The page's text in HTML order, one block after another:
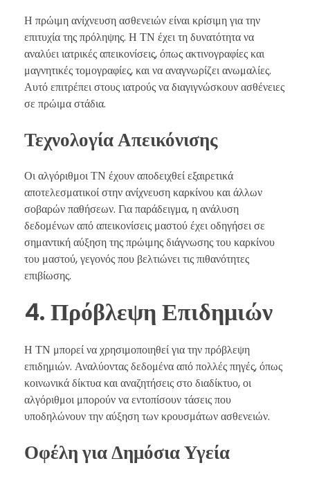
Η πρώιμη ανίχνευση ασθενειών είναι κρίσιμη για την
επιτυχία της πρόληψης. Η ΤΝ έχει τη δυνατότητα να
αναλύει ιατρικές απεικονίσεις, όπως ακτινογραφίες και
μαγνητικές τομογραφίες, και να αναγνωρίζει ανωμαλίες.
Αυτό επιτρέπει στους ιατρούς να διαγιγνώσκουν ασθένειες
σε πρώιμα στάδια.
Τεχνολογία Απεικόνισης
Οι αλγόριθμοι ΤΝ έχουν αποδειχθεί εξαιρετικά
αποτελεσματικοί στην ανίχνευση καρκίνου και άλλων
σοβαρών παθήσεων. Για παράδειγμα, η ανάλυση
δεδομένων από απεικονίσεις μαστού έχει οδηγήσει σε
σημαντική αύξηση της πρώιμης διάγνωσης του καρκίνου
του μαστού, γεγονός που βελτιώνει τις πιθανότητες
επιβίωσης.
4. Πρόβλεψη Επιδημιών
Η ΤΝ μπορεί να χρησιμοποιηθεί για την πρόβλεψη
επιδημιών. Αναλύοντας δεδομένα από πολλές πηγές, όπως
κοινωνικά δίκτυα και αναζητήσεις στο διαδίκτυο, οι
αλγόριθμοι μπορούν να εντοπίσουν τάσεις που
υποδηλώνουν την αύξηση των κρουσμάτων ασθενειών.
Οφέλη για Δημόσια Υγεία